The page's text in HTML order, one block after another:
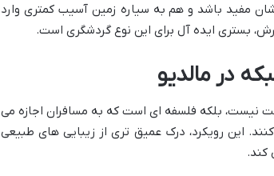
مفید باشد و هم به سیاره زمین آسیب کمتری وارد
بستری ایده آل برای این نوع گردشگری است.
در مالدیو
نیست، بلکه فلسفه ای است که به مسافران اجازه می
این رویکرد، درک عمیق تری از زیبایی های طبیعی
کند.